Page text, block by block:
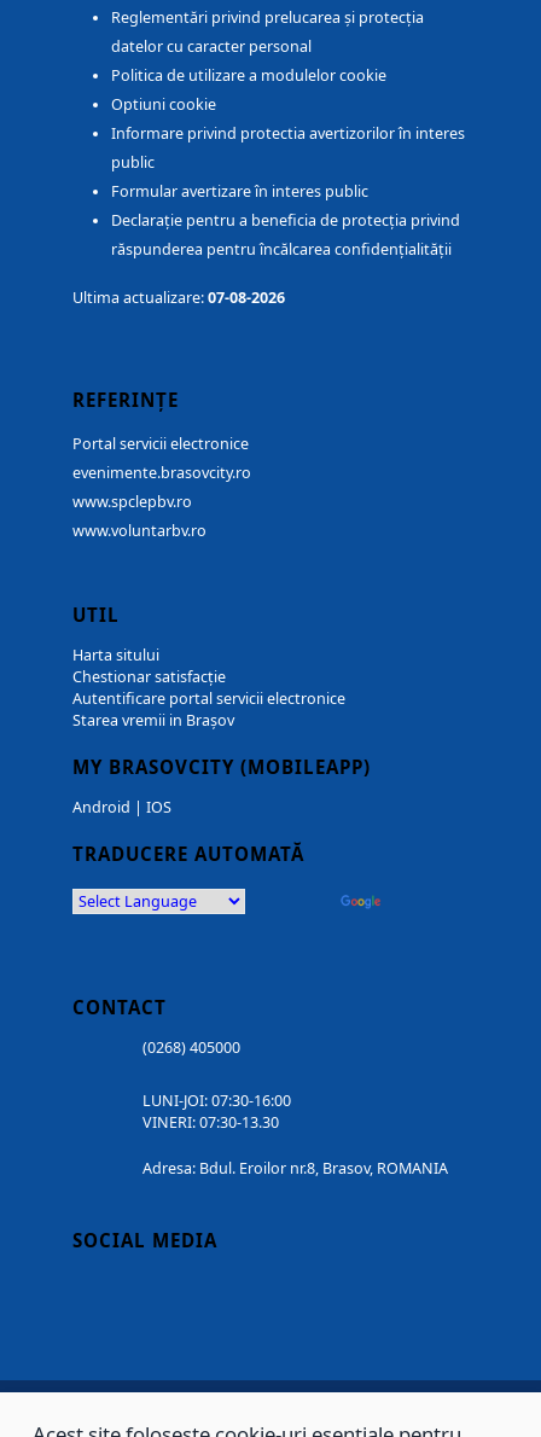
Reglementări privind prelucarea și protecția
datelor cu caracter personal
Politica de utilizare a modulelor cookie
Optiuni cookie
Informare privind protectia avertizorilor în interes
public
Formular avertizare în interes public
Declarație pentru a beneficia de protecția privind
răspunderea pentru încălcarea confidențialității
Ultima actualizare:07-08-2026
REFERINȚE
Portal servicii electronice
evenimente.brasovcity.ro
www.spclepbv.ro
www.voluntarbv.ro
UTIL
Harta sitului
Chestionar satisfacție
Autentificare portal servicii electronice
Starea vremii in Brașov
MY BRASOVCITY (MOBILEAPP)
Android | IOS
TRADUCERE AUTOMATĂ
CONTACT
(0268) 405000
LUNI-JOI: 07:30-16:00
VINERI: 07:30-13.30
Adresa: Bdul. Eroilor nr.8, Brasov, ROMANIA
SOCIAL MEDIA